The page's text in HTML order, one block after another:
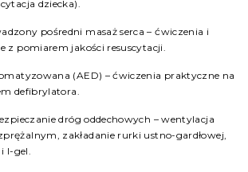
dziecka).
pośredni masaż serca – ćwiczenia i
z pomiarem jakości resuscytacji.
(AED) – ćwiczenia praktyczne na
defibrylatora.
dróg oddechowych – wentylacja
zakładanie rurki ustno-gardłowej,
I-gel.